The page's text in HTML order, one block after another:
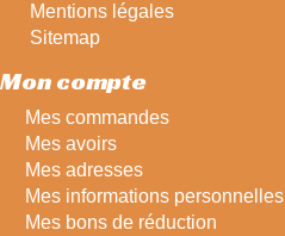
Mentions légales
Sitemap
Mon compte
Mes commandes
Mes avoirs
Mes adresses
Mes informations personnelles
Mes bons de réduction